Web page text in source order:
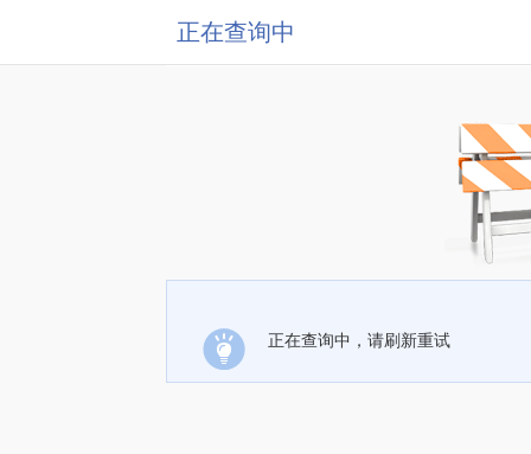
正在查询中
正在查询中，请刷新重试